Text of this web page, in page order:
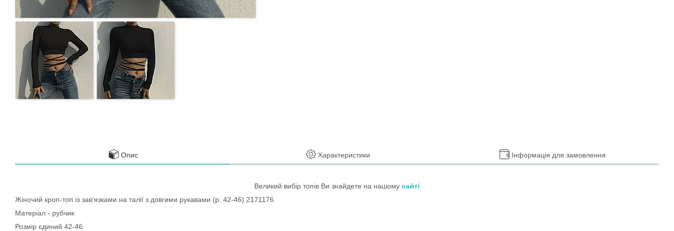
Опис Характеристики Інформація для замовлення
Великий вибір топів Ви знайдете на нашому сайті
Жіночий кроп-топ із зав'язками на талії з довгими рукавами (р. 42-46) 2171176
Матеріал - рубчик
Розмір єдиний 42-46